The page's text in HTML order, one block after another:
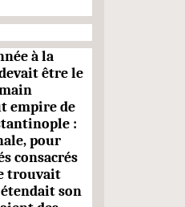
à la
être le
empire de
:
pour
consa­crés
trouvait
son